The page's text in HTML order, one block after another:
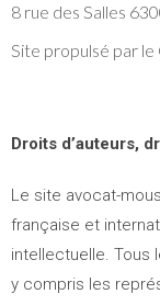
8 rue des Salles
Site propulsé par
Droits d’auteurs,
Le site avocat-
française et
intellectuelle. Tous
y compris les